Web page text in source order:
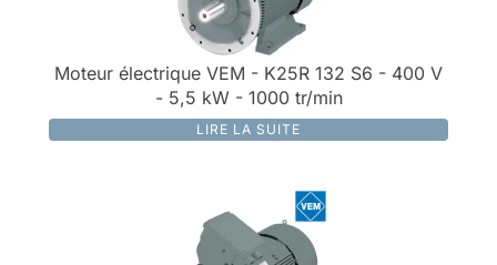
Moteur électrique VEM - K25R 132 S6 - 400 V
- 5,5 kW - 1000 tr/min
LIRE LA SUITE